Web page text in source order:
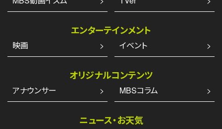
エンターテインメント
映画 イベント
オリジナルコンテンツ
アナウンサー MBSコラム
ニュース・お天気